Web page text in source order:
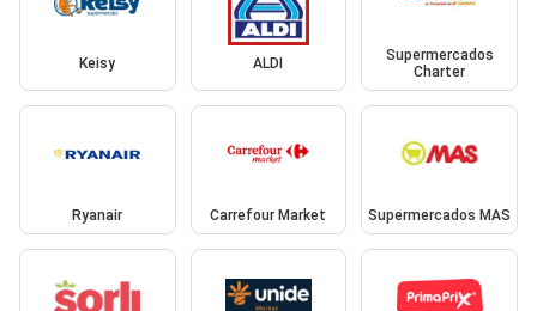
Keisy ALDI
Supermercados
Charter
Ryanair Carrefour Market Supermercados MAS